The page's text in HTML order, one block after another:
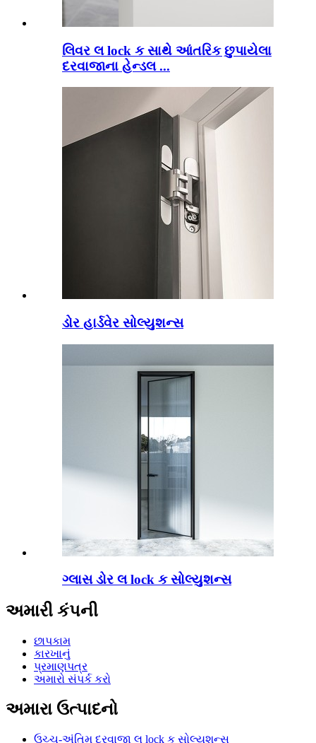
લિવર લ lock ક સાથે આંતરિક છુપાયેલા
દરવાજાના હેન્ડલ ...
ડોર હાર્ડવેર સોલ્યુશન્સ
ગ્લાસ ડોર લ lock ક સોલ્યુશન્સ
અમારી કંપની
છાપકામ
કારખાનું
પ્રમાણપત્ર
અમારો સંપર્ક કરો
અમારા ઉત્પાદનો
ઉચ્ચ-અંતિમ દરવાજા લ lock ક સોલ્યુશન્સ